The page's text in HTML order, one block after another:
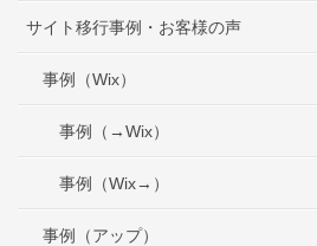
サイト移行事例・お客様の声
事例（Wix）
事例（→Wix）
事例（Wix→）
事例（アップ）